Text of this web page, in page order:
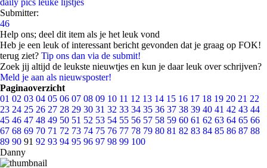
daily pics leuke lijstjes
Submitter:
46
Help ons; deel dit item als je het leuk vond
Heb je een leuk of interessant bericht gevonden dat je graag op FOK!
terug ziet? Tip ons dan via de submit!
Zoek jij altijd de leukste nieuwtjes en kun je daar leuk over schrijven?
Meld je aan als nieuwsposter!
Paginaoverzicht
01 02 03 04 05 06 07 08 09 10 11 12 13 14 15 16 17 18 19 20 21 22
23 24 25 26 27 28 29 30 31 32 33 34 35 36 37 38 39 40 41 42 43 44
45 46 47 48 49 50 51 52 53 54 55 56 57 58 59 60 61 62 63 64 65 66
67 68 69 70 71 72 73 74 75 76 77 78 79 80 81 82 83 84 85 86 87 88
89 90 91 92 93 94 95 96 97 98 99 100
Danny